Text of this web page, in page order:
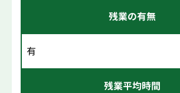
残業の有無
有
残業平均時間